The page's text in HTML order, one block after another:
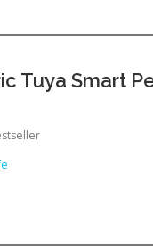
Tuya Smart